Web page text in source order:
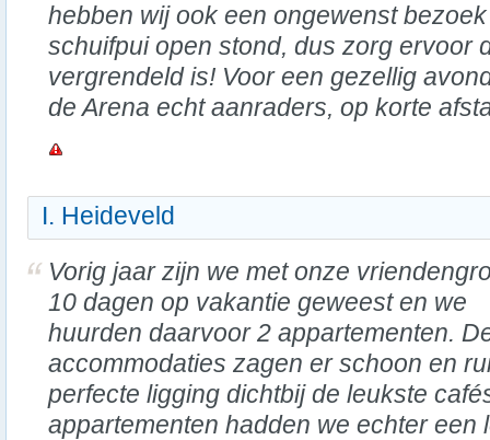
hebben wij ook een ongewenst
schuifpui open stond, dus zorg ervoor
vergrendeld is! Voor een gezellig
de Arena echt aanraders, op korte
I. Heideveld
Vorig jaar zijn we met onze
10 dagen op vakantie geweest en we
huurden daarvoor 2 appartementen.
accommodaties zagen er schoon en
perfecte ligging dichtbij de leukste
appartementen hadden we echter een